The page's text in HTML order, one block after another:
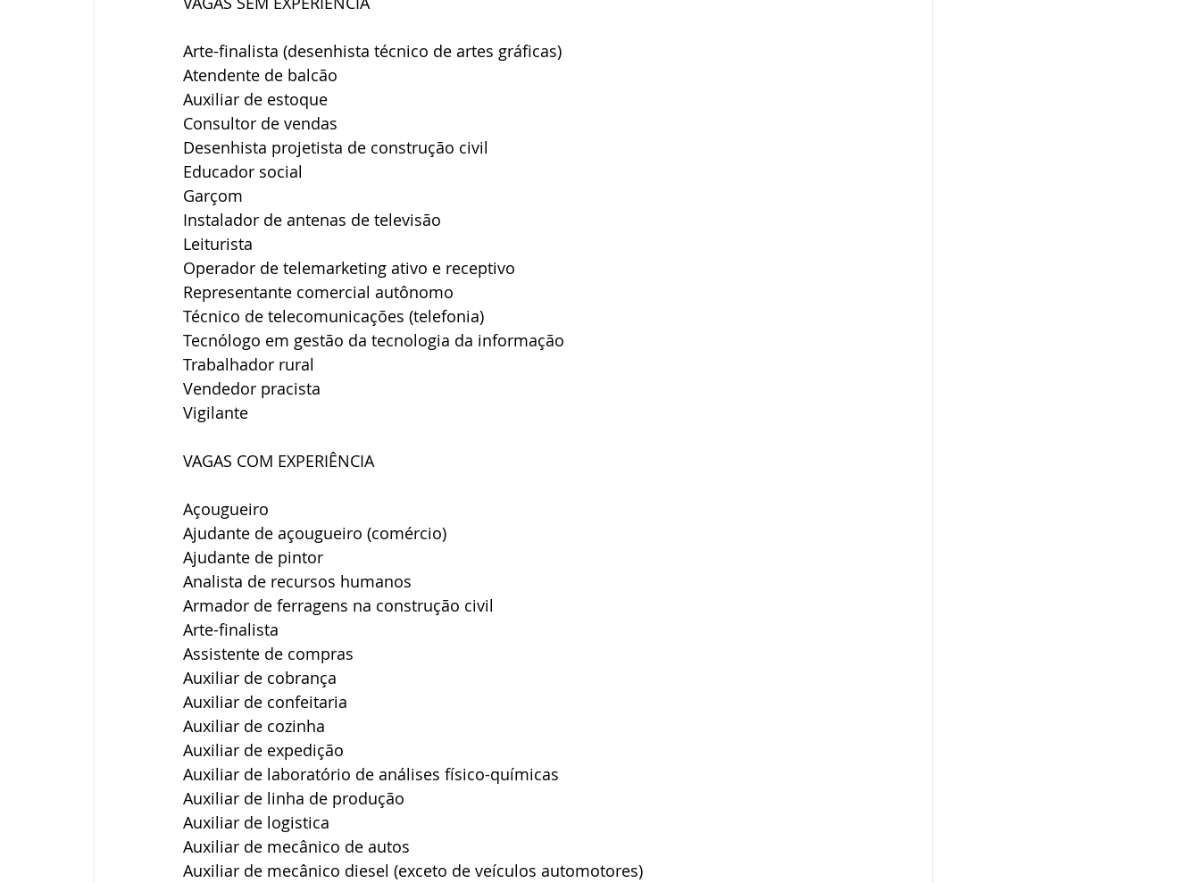
Arte-finalista (desenhista técnico de artes gráficas)
Atendente de balcão
Auxiliar de estoque
Consultor de vendas
Desenhista projetista de construção civil
Educador social
Garçom
Instalador de antenas de televisão
Leiturista
Operador de telemarketing ativo e receptivo
Representante comercial autônomo
Técnico de telecomunicações (telefonia)
Tecnólogo em gestão da tecnologia da informação
Trabalhador rural
Vendedor pracista
Vigilante
VAGAS COM EXPERIÊNCIA
Açougueiro
Ajudante de açougueiro (comércio)
Ajudante de pintor
Analista de recursos humanos
Armador de ferragens na construção civil
Arte-finalista
Assistente de compras
Auxiliar de cobrança
Auxiliar de confeitaria
Auxiliar de cozinha
Auxiliar de expedição
Auxiliar de laboratório de análises físico-químicas
Auxiliar de linha de produção
Auxiliar de logistica
Auxiliar de mecânico de autos
Auxiliar de mecânico diesel (exceto de veículos automotores)